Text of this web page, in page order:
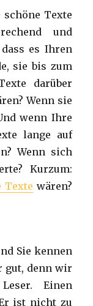
Texte
und
es Ihren
sie bis zum
darüber
Wenn sie
wenn Ihre
lange auf
Wenn sich
Kurzum:
Texte wären?
Sie kennen
gut, denn wir
Einen
ist nicht zu